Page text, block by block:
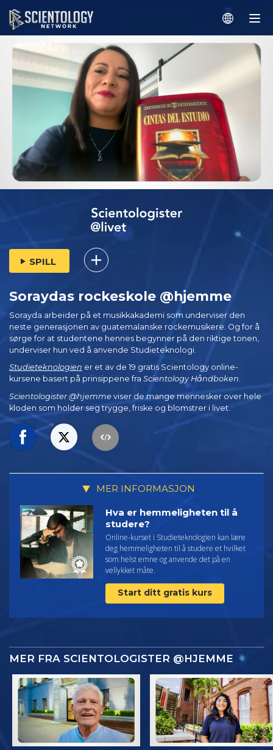
SPILL
Soraydas rockeskole @hjemme
Sorayda arbeider på et musikkakademi som underviser den
neste generasjonen av guatemalanske rockemusikere. Og for å
sørge for at studentene hennes begynner på den riktige tonen,
underviser hun ved å anvende Studieteknologi.
Studieteknologien er et av de 19 gratis Scientology online-
kursene basert på prinsippene fra Scientology Håndboken.
Scientologister @hjemme viser de mange mennesker over hele
kloden som holder seg trygge, friske og blomstrer i livet.
MER INFORMASJON
Hva er hemmeligheten til å
studere?
Online-kurset i Studieteknologien kan lære
deg hemmeligheten til å studere et hvilket
som helst emne og anvende det på en
vellykket måte.
Start ditt gratis kurs
MER FRA SCIENTOLOGISTER @HJEMME